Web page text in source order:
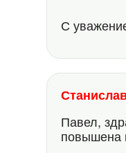
С
Павел,
повышена